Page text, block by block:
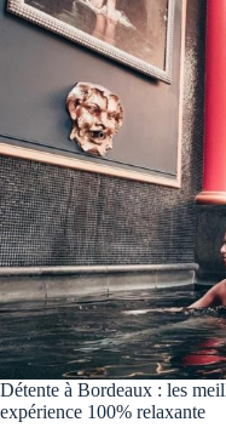
Détente à Bordeaux : les
expérience 100% relaxante